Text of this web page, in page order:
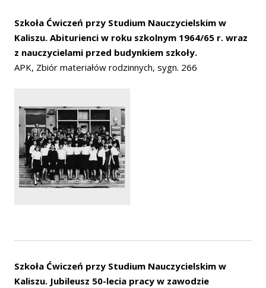
Szkoła Ćwiczeń przy Studium Nauczycielskim w
Kaliszu. Abiturienci w roku szkolnym 1964/65 r. wraz
z nauczycielami przed budynkiem szkoły.
APK, Zbiór materiałów rodzinnych, sygn. 266
Szkoła Ćwiczeń przy Studium Nauczycielskim w
Kaliszu. Jubileusz 50-lecia pracy w zawodzie